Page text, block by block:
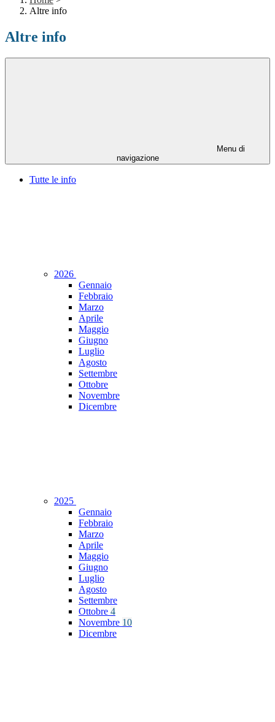
Altre info
Altre info
Menu di
navigazione
Tutte le info
2026
Gennaio
Febbraio
Marzo
Aprile
Maggio
Giugno
Luglio
Agosto
Settembre
Ottobre
Novembre
Dicembre
2025
Gennaio
Febbraio
Marzo
Aprile
Maggio
Giugno
Luglio
Agosto
Settembre
Ottobre 4
Novembre 10
Dicembre